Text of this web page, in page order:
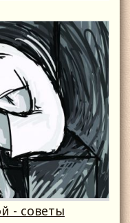
- советы